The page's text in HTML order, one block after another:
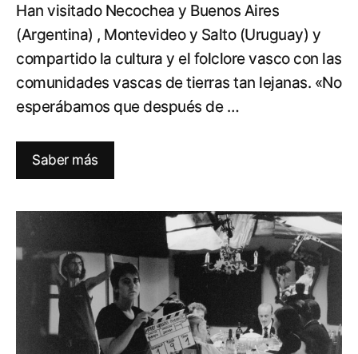
Han visitado Necochea y Buenos Aires
(Argentina) , Montevideo y Salto (Uruguay) y
compartido la cultura y el folclore vasco con las
comunidades vascas de tierras tan lejanas. «No
esperábamos que después de …
Saber más